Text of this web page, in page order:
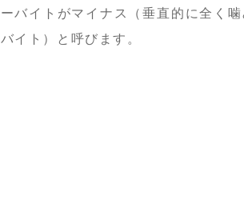
ーバイトがマイナス（垂直的に全く
バイト）と呼びます。